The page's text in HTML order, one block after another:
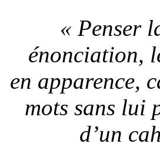
« Penser
énonciation,
en apparence,
mots sans lui
d’un